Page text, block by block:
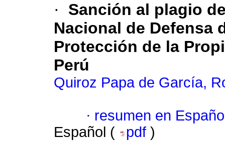
·
Sanción al plagio
Nacional de Defensa
Protección de la
Perú
Quiroz Papa de García,
· resumen en
Español (
pdf )